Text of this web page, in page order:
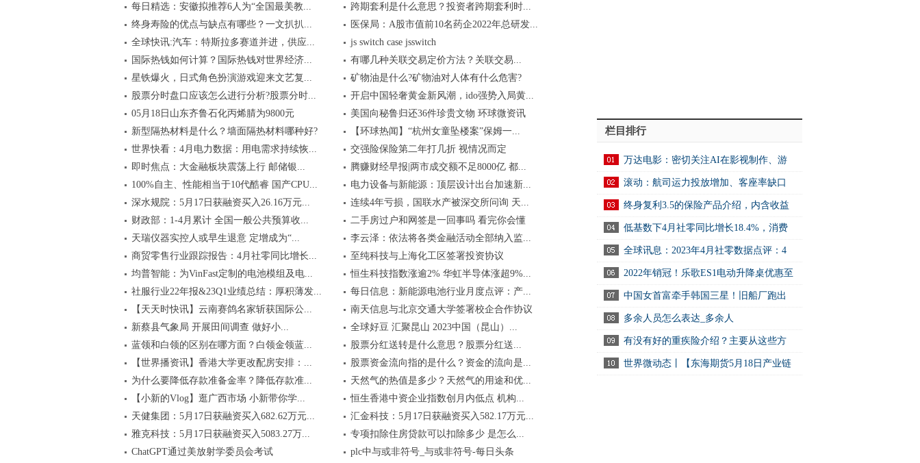
每日精选：安徽拟推荐6人为“全国最美教...
跨期套利是什么意思？投资者跨期套利时...
终身寿险的优点与缺点有哪些？一文扒扒...
医保局：A股市值前10名药企2022年总研发...
全球快讯:汽车：特斯拉多赛道并进，供应...
js switch case jsswitch
国际热钱如何计算？国际热钱对世界经济...
​有哪几种关联交易定价方法？关联交易...
星铁爆火，日式角色扮演游戏迎来文艺复...
矿物油是什么?矿物油对人体有什么危害?
股票分时盘口应该怎么进行分析?股票分时...
开启中国轻奢黄金新风潮，ido强势入局黄...
05月18日山东齐鲁石化丙烯腈为9800元
美国向秘鲁归还36件珍贵文物 环球微资讯
新型隔热材料是什么？墙面隔热材料哪种好?
【环球热闻】“杭州女童坠楼案”保姆一...
世界快看：4月电力数据：用电需求持续恢...
交强险保险第二年打几折 视情况而定
即时焦点：大金融板块震荡上行 邮储银...
腾赚财经早报|两市成交额不足8000亿 都...
100%自主、性能相当于10代酷睿 国产CPU...
电力设备与新能源：顶层设计出台加速新...
深水规院：5月17日获融资买入26.16万元...
连续4年亏损，国联水产被深交所问询 天...
财政部：1-4月累计 全国一般公共预算收...
二手房过户和网签是一回事吗 看完你会懂
天瑞仪器实控人或早生退意 定增成为“...
李云泽：依法将各类金融活动全部纳入监...
商贸零售行业跟踪报告：4月社零同比增长...
至纯科技与上海化工区签署投资协议
均普智能：为VinFast定制的电池模组及电...
恒生科技指数涨逾2% 华虹半导体涨超9%...
社服行业22年报&23Q1业绩总结：厚积薄发...
每日信息：新能源电池行业月度点评：产...
【天天时快讯】云南赛鸽名家斩获国际公...
南天信息与北京交通大学签署校企合作协议
新蔡县气象局 开展田间调查 做好小...
全球好豆 汇聚昆山 2023中国（昆山）...
蓝领和白领的区别在哪方面？白领金领蓝...
​股票分红送转是什么意思？股票分红送...
【世界播资讯】香港大学更改配房安排：...
股票资金流向指的是什么？资金的流向是...
为什么要降低存款准备金率？降低存款准...
天然气的热值是多少？天然气的用途和优...
【小新的Vlog】逛广西市场 小新带你学...
恒生香港中资企业指数创月内低点 机构...
天健集团：5月17日获融资买入682.62万元...
汇金科技：5月17日获融资买入582.17万元...
雅克科技：5月17日获融资买入5083.27万...
专项扣除住房贷款可以扣除多少 是怎么...
ChatGPT通过美放射学委员会考试
plc中与或非符号_与或非符号-每日头条
栏目排行
万达电影：密切关注AI在影视制作、游
戏... 滚动：航司运力投放增加、客座率缺口
收... 终身复利3.5的保险产品介绍，内含收益
高... 低基数下4月社零同比增长18.4%，消费
复... 全球讯息：2023年4月社零数据点评：4
月... 2022年销冠！乐歌ES1电动升降桌优惠至
1159元中国女首富牵手韩国三星！旧船厂跑出
大... 多余人员怎么表达_多余人
有没有好的重疾险介绍？主要从这些方
面... 世界微动态丨【东海期货5月18日产业链